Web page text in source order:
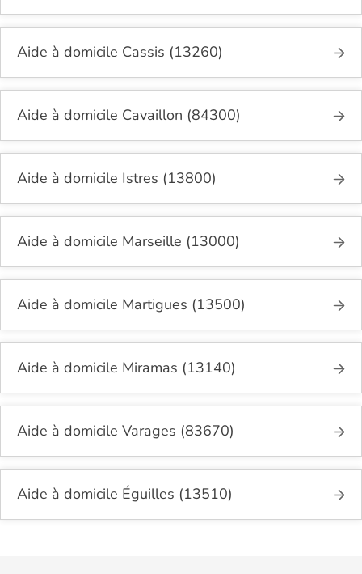
Aide à domicile Cassis (13260)
Aide à domicile Cavaillon (84300)
Aide à domicile Istres (13800)
Aide à domicile Marseille (13000)
Aide à domicile Martigues (13500)
Aide à domicile Miramas (13140)
Aide à domicile Varages (83670)
Aide à domicile Éguilles (13510)